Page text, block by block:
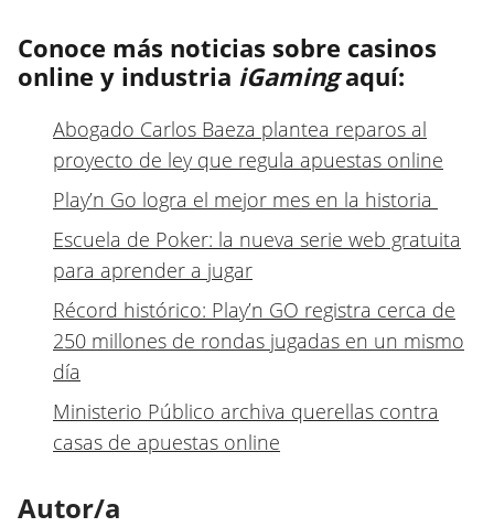
Conoce más noticias sobre casinos
online y industria iGamingaquí:
Abogado Carlos Baeza plantea reparos al
proyecto de ley que regula apuestas online
Play’n Go logra el mejor mes en la historia
Escuela de Poker: la nueva serie web gratuita
para aprender a jugar
Récord histórico: Play’n GO registra cerca de
250 millones de rondas jugadas en un mismo
día
Ministerio Público archiva querellas contra
casas de apuestas online
Autor/a